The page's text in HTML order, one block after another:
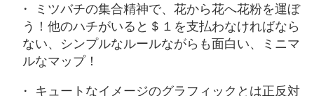
ミツバチの集合精神で、花から花へ花粉を運ぼ
う！他のハチがいると＄１を支払わなければなら
ない、シンプルなルールながらも面白い、ミニマ
ルなマップ！
キュートなイメージのグラフィックとは正反対